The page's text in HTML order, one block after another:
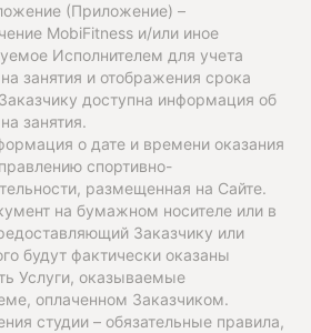
(Приложение) –
MobiFitness и/или иное
Исполнителем для учета
занятия и отображения срока
доступна информация об
занятия.
о дате и времени оказания
спортивно-
размещенная на Сайте.
на бумажном носителе или в
Заказчику или
будут фактически оказаны
Услуги, оказываемые
оплаченном Заказчиком.
студии – обязательные правила,